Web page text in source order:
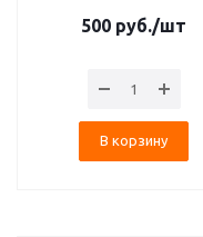
500 руб./шт
В корзину